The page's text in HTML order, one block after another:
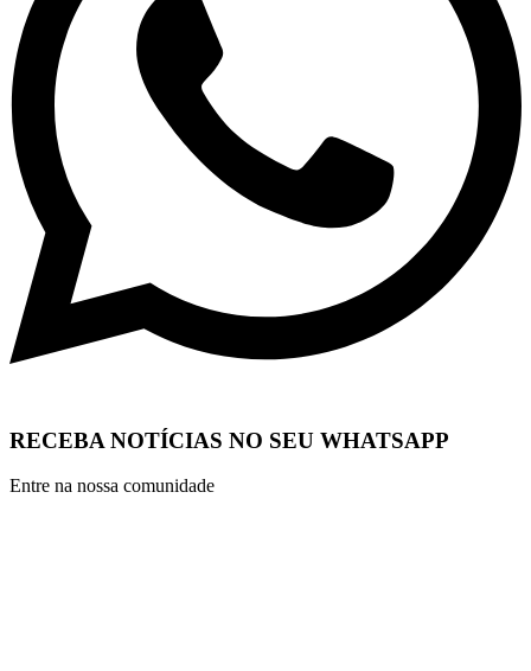
RECEBA NOTÍCIAS NO SEU WHATSAPP
Entre na nossa comunidade